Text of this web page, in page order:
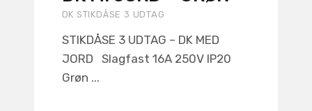
DK STIKDÅSE 3 UDTAG
STIKDÅSE 3 UDTAG – DK MED
JORD Slagfast 16A 250V IP20
Grøn ...